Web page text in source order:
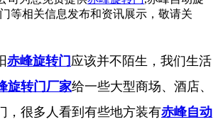
等相关信息发布和资讯展示，敬请关
赤峰旋转门应该并不陌生，我们生活
旋转门厂家给一些大型商场、酒店、
，很多人看到有些地方装有赤峰自动